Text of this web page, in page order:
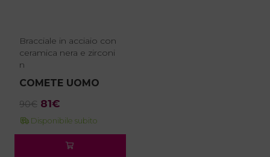
Bracciale in acciaio con
ceramica nera e zirconi
n
COMETE UOMO
90€ Il
prezzo
81€
prezzo
è:
Disponibile subito